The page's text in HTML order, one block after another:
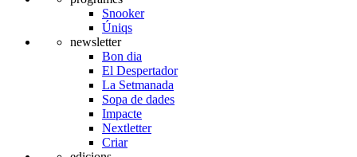
Snooker
Úniqs
newsletter
Bon dia
El Despertador
La Setmanada
Sopa de dades
Impacte
Nextletter
Criar